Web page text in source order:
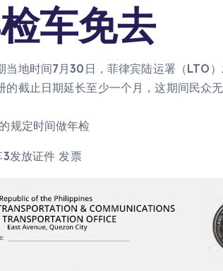
车免去
地时间7月30日，菲律宾陆运署（LTO
截止日期延长至少一个月，这期间民众无
规定时间做年检
发放证件 发票